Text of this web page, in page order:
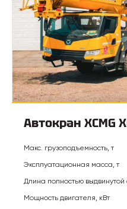
Автокран XCMG
Макс. грузоподъемность, т
Эксплуатационная масса, т
Длина полностью выдвинутой
Мощность двигателя, кВт